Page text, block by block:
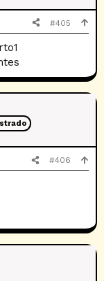
#405
#406